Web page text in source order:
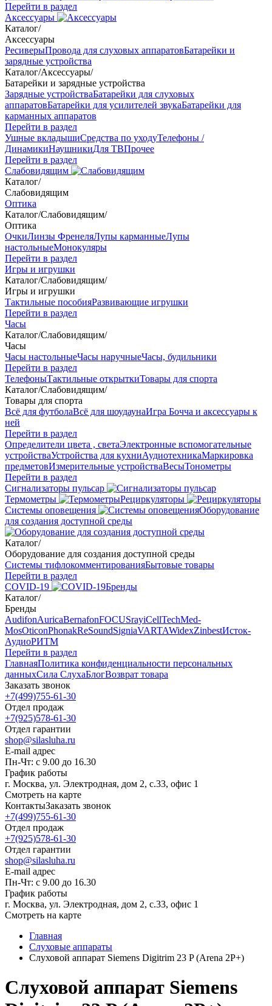
Перейти в раздел
Аксессуары
Каталог/
Аксессуары
РесиверыПровода для слуховых аппаратовБатарейки и
зарядные устройства
Каталог/Аксессуары/
Батарейки и зарядные устройства
Зарядные устройстваБатарейки для слуховых
аппаратовБатарейки для усилителей звукаБатарейки для
карманных аппаратов
Перейти в раздел
Ушные вкладышиСредства по уходуТелефоны /
ДинамикиНаушникиДля ТВПрочее
Перейти в раздел
Слабовидящим
Каталог/
Слабовидящим
Оптика
Каталог/Слабовидящим/
Оптика
ОчкиЛинзы ФренеляЛупы карманныеЛупы
настольныеМонокуляры
Перейти в раздел
Игры и игрушки
Каталог/Слабовидящим/
Игры и игрушки
Тактильные пособияРазвивающие игрушки
Перейти в раздел
Часы
Каталог/Слабовидящим/
Часы
Часы настольныеЧасы наручныеЧасы, будильники
Перейти в раздел
ТелефоныТактильные открыткиТовары для спорта
Каталог/Слабовидящим/
Товары для спорта
Всё для футболаВсё для шоудаунаИгра Бочча и аксессуары к
ней
Перейти в раздел
Определители цвета , светаЭлектронные вспомогательные
устройстваУстройства для кухниАудиотехникаМаркировка
предметовИзмерительные устройстваВесыТонометры
Перейти в раздел
Сигнализаторы пульсар
Термометры
Рециркуляторы
Cистемы оповещения
Оборудование
для создания доступной среды
Каталог/
Оборудование для создания доступной среды
Системы тифлокомментированияБытовые товары
Перейти в раздел
COVID-19
Бренды
Каталог/
Бренды
AudifonAuricaBernafonFOCUSrayiCellTechMed-
MosOticonPhonakReSoundSigniaVARTAWidexZinbestИсток-
АудиоРИТМ
Перейти в раздел
ГлавнаяПолитика конфиденциальности персональных
данныхСила СлухаБлогВозврат товара
Заказать звонок
+7(499)755-61-30
Отдел продаж
+7(925)578-61-30
Отдел гарантии
shop@silasluha.ru
E-mail адрес
Пн-Чт: с 9.00 до 16.30
График работы
г. Москва, ул. Электродная, дом 2, с.33, офис 1
Смотреть на карте
КонтактыЗаказать звонок
+7(499)755-61-30
Отдел продаж
+7(925)578-61-30
Отдел гарантии
shop@silasluha.ru
E-mail адрес
Пн-Чт: с 9.00 до 16.30
График работы
г. Москва, ул. Электродная, дом 2, с.33, офис 1
Смотреть на карте
Главная
Слуховые аппараты
Слуховой аппарат Siemens Digitrim 23 P (Arena 2P+)
Слуховой аппарат Siemens